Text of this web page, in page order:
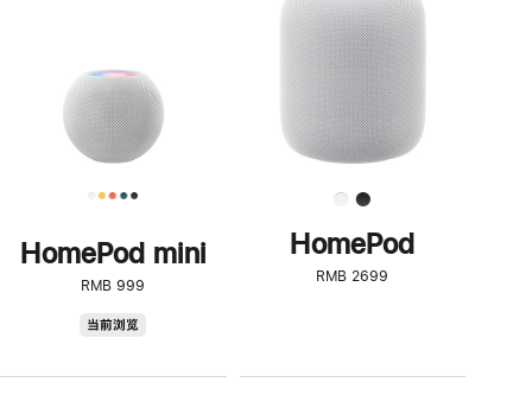
HomePod mini
RMB 999
当前浏览
了
解
HomePod<
HomePod
RMB 2699